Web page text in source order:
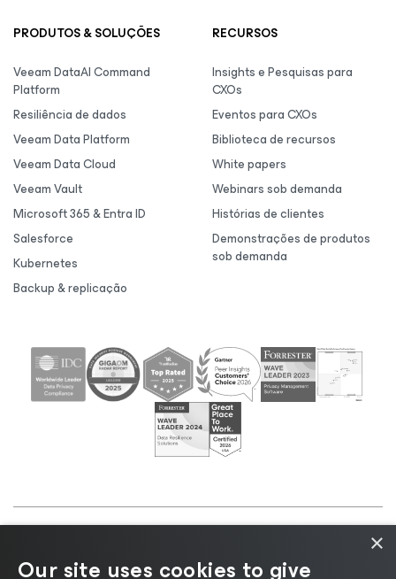
PRODUTOS & SOLUÇÕES
Veeam DataAI Command
Platform
Resiliência de dados
Veeam Data Platform
Veeam Data Cloud
Veeam Vault
Microsoft 365 & Entra ID
Salesforce
Kubernetes
Backup & replicação
RECURSOS
Insights e Pesquisas para
CXOs
Eventos para CXOs
Biblioteca de recursos
White papers
Webinars sob demanda
Histórias de clientes
Demonstrações de produtos
sob demanda
|
Aviso de Cookies|Jurídico|Política de
×
Our site uses cookies to give